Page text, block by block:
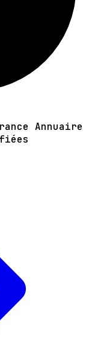
Annuaire